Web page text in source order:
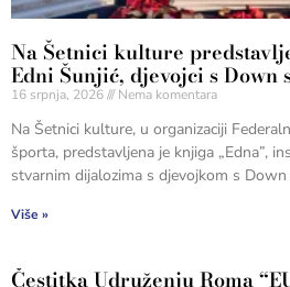
Na Šetnici kulture
Edni Šunjić, djevojci s Down
16 srpnja, 2026 Nema komentara
Na Šetnici kulture, u organizaciji
športa, predstavljena je knjiga „Edna”,
stvarnim dijalozima s djevojkom s
Više »
Čestitka Udruženju Roma